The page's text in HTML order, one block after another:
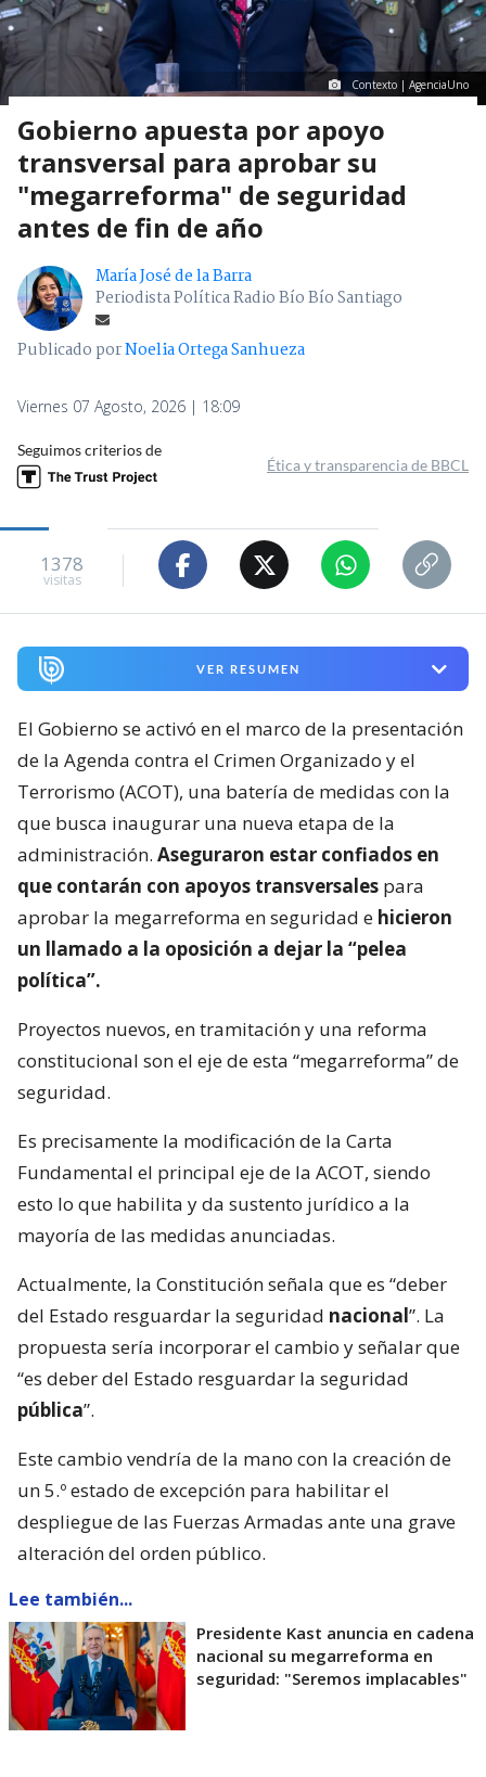
Contexto | AgenciaUno
Gobierno apuesta por apoyo
transversal para aprobar su
"megarreforma" de seguridad
antes de fin de año
María José de la Barra
Periodista Política Radio Bío Bío Santiago
Publicado porNoelia Ortega Sanhueza
Viernes 07 Agosto, 2026 | 18:09
Seguimos criterios de
Ética y transparencia de BBCL
1378
visitas
VER RESUMEN
El Gobierno se activó en el marco de la presentación
de la Agenda contra el Crimen Organizado y el
Terrorismo (ACOT), una batería de medidas con la
que busca inaugurar una nueva etapa de la
administración. Aseguraron estar confiados en
que contarán con apoyos transversales para
aprobar la megarreforma en seguridad e hicieron
un llamado a la oposición a dejar la “pelea
política”.
Proyectos nuevos, en tramitación y una reforma
constitucional son el eje de esta “megarreforma” de
seguridad.
Es precisamente la modificación de la Carta
Fundamental el principal eje de la ACOT, siendo
esto lo que habilita y da sustento jurídico a la
mayoría de las medidas anunciadas.
Actualmente, la Constitución señala que es “deber
del Estado resguardar la seguridad nacional”. La
propuesta sería incorporar el cambio y señalar que
“es deber del Estado resguardar la seguridad
pública”.
Este cambio vendría de la mano con la creación de
un 5.º estado de excepción para habilitar el
despliegue de las Fuerzas Armadas ante una grave
alteración del orden público.
Lee también...
Presidente Kast anuncia en cadena
nacional su megarreforma en
seguridad: "Seremos implacables"